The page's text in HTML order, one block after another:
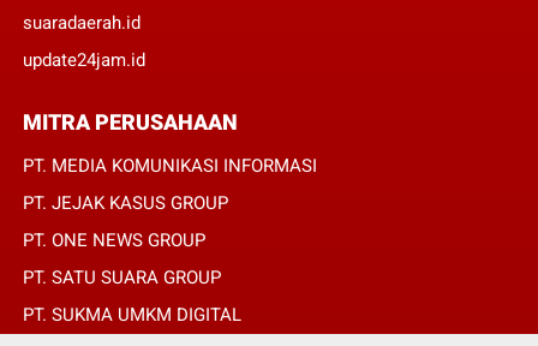
suaradaerah.id
update24jam.id
MITRA PERUSAHAAN
PT. MEDIA KOMUNIKASI INFORMASI
PT. JEJAK KASUS GROUP
PT. ONE NEWS GROUP
PT. SATU SUARA GROUP
PT. SUKMA UMKM DIGITAL